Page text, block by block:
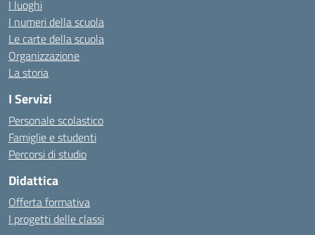
I luoghi
I numeri della scuola
Le carte della scuola
Organizzazione
La storia
I Servizi
Personale scolastico
Famiglie e studenti
Percorsi di studio
Didattica
Offerta formativa
I progetti delle classi